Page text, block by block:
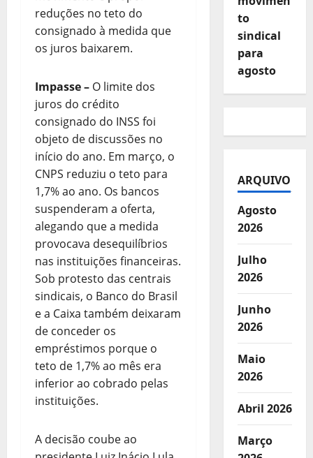
reduções no teto do
consignado à medida que
os juros baixarem.
Impasse– O limite dos
juros do crédito
consignado do INSS foi
objeto de discussões no
início do ano. Em março, o
CNPS reduziu o teto para
1,7% ao ano. Os bancos
suspenderam a oferta,
alegando que a medida
provocava desequilíbrios
nas instituições financeiras.
Sob protesto das centrais
sindicais, o Banco do Brasil
e a Caixa também deixaram
de conceder os
empréstimos porque o
teto de 1,7% ao mês era
inferior ao cobrado pelas
instituições.
A decisão coube ao
to
sindical
para
agosto
ARQUIVO
Agosto
2026
Julho
2026
Junho
2026
Maio
2026
Abril 2026
Março